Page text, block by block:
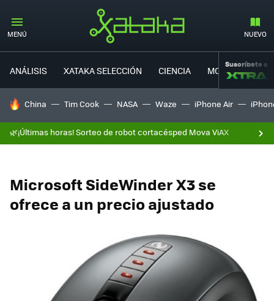
MENÚ NUEVO
ANÁLISIS XATAKA SELECCIÓN CIENCIA MOVILIDAD
Suscríbete a
HOY SE HABLA DE
China Tim Cook NASA Waze iPhone Air
🌿¡Últimas horas! Sorteo de robot cortacésped Mova ViAX
Microsoft SideWinder X3 se
ofrece a un precio ajustado